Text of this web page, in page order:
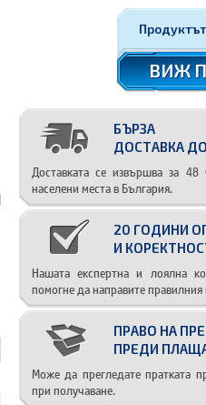
ВИЖ
БЪРЗА
ДОСТАВКА
Доставката се извършва за
населени места в България.
20 ГОДИНИ
И
Нашата експертна и лоялна
помогне да направите правилния
ПРАВО НА
ПРЕДИ
Може да прегледате пратката
при получаване.